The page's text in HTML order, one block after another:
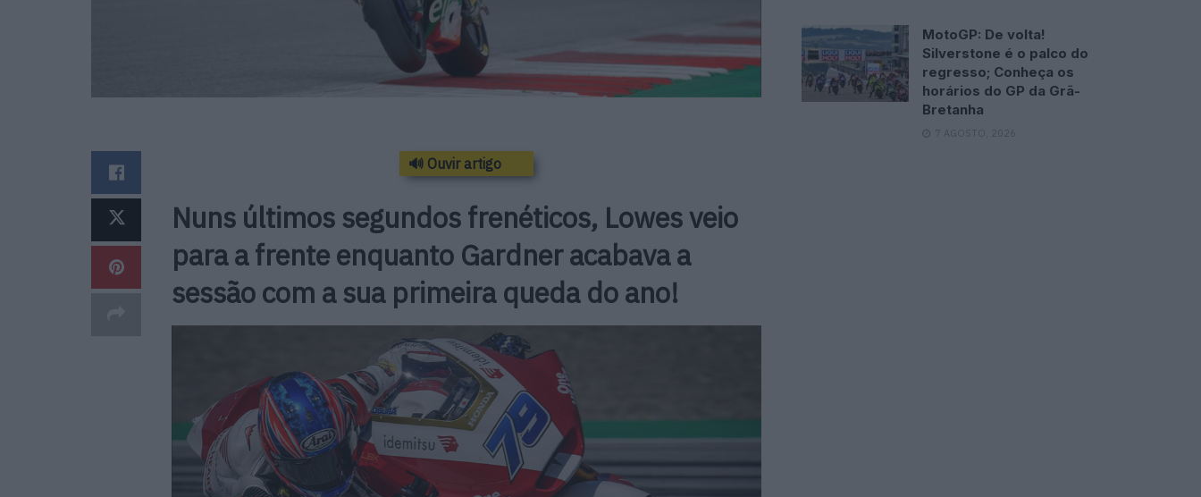
🔊 Ouvir artigo
Nuns últimos segundos frenéticos, Lowes veio
para a frente enquanto Gardner acabava a
sessão com a sua primeira queda do ano!
MotoGP: De volta!
Silverstone é o palco do
regresso; Conheça os
horários do GP da Grã-
Bretanha
7 AGOSTO, 2026